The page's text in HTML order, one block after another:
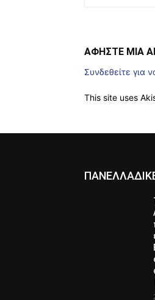
ΑΦΗΣΤΕ ΜΙΑ
Συνδεθείτε για
This site uses